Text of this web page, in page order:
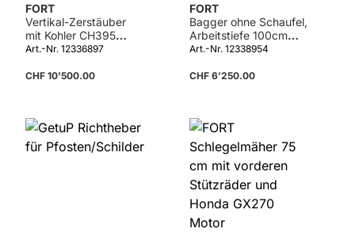
FORT
Vertikal-Zerstäuber
mit Kohler CH395
Motor
Art.-Nr. 12336897
CHF 10’500.00
FORT
Bagger ohne Schaufel,
Arbeitstiefe 100cm
ALIEN HY 6.5.1
Art.-Nr. 12338954
CHF 6’250.00